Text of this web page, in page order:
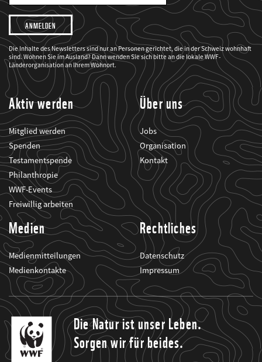
Adresse
Ich
möchte,
dass
der
WWF
mich
über
seine
Projekte
informiert.
Die Inhalte des Newsletters sind nur an Personen gerichtet, die in der Schweiz wohnhaft
sind. Wohnen Sie im Ausland? Dann wenden Sie sich bitte an die lokale WWF-
Länderorganisation an Ihrem Wohnort.
Aktiv werden
Mitglied werden
Spenden
Testamentspende
Philanthropie
WWF-Events
Freiwillig arbeiten
Über uns
Jobs
Organisation
Kontakt
Medien
Medienmitteilungen
Medienkontakte
Rechtliches
Datenschutz
Impressum
Die Natur ist unser Leben.
Sorgen wir für beides.